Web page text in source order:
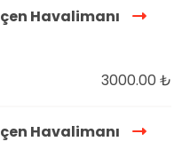
Havalimanı
3000.00 ₺
Havalimanı